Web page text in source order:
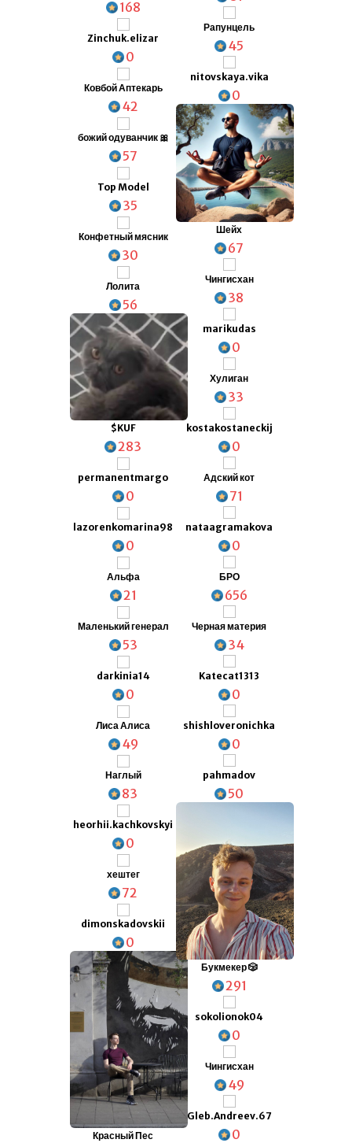
168
Zinchuk.elizar
0
Ковбой Аптекарь
42
божий одуванчик 🎀
57
Top Model
35
Конфетный мясник
30
Лолита
56
$KUF
283
permanentmargo
0
lazorenkomarina98
0
Альфа
21
Маленький генерал
53
darkinia14
0
Лиса Алиса
49
Наглый
83
heorhii.kachkovskyi
0
хештег
72
dimonskadovskii
0
Красный Пес
Рапунцель
45
nitovskaya.vika
0
Шейх
67
Чингисхан
38
marikudas
0
Хулиган
33
kostakostaneckij
0
Адский кот
71
nataagramakova
0
БРО
656
Черная материя
34
Katecat1313
0
shishloveronichka
0
pahmadov
50
Букмекер 🎲
291
sokolionok04
0
Чингисхан
49
Gleb.Andreev.67
0